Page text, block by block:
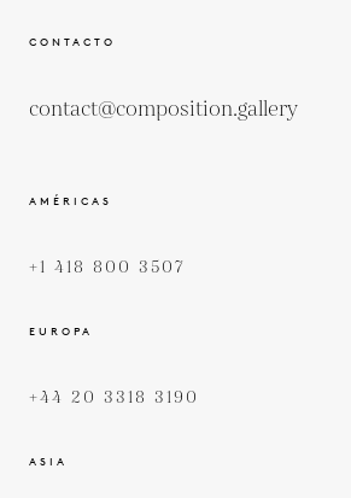
CONTACTO
contact@composition.gallery
AMÉRICAS
+1 418 800 3507
EUROPA
+44 20 3318 3190
ASIA